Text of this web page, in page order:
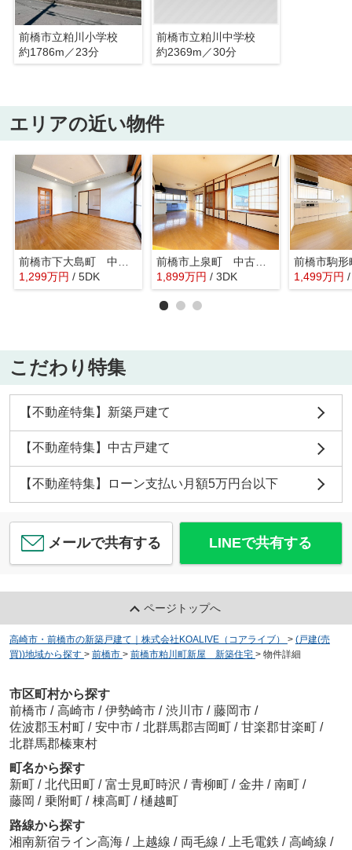
前橋市立粕川小学校
約1786m／23分
前橋市立粕川中学校
約2369m／30分
エリアの近い物件
1,299万円 / 5DK
前橋市上泉町 中古住宅
1,899万円 / 3DK 1,499万円
こだわり特集
【不動産特集】新築戸建て
【不動産特集】中古戸建て
【不動産特集】ローン支払い月額5万円台以下
メールで共有する LINEで共有する
ページトップへ
高崎市・前橋市の新築戸建て｜株式会社KOALIVE（コアライブ） > (戸建(売
買))地域から探す > 前橋市 > 前橋市粕川町新屋 新築住宅 > 物件詳細
市区町村から探す
前橋市 / 高崎市 / 伊勢崎市 / 渋川市 / 藤岡市 /
佐波郡玉村町 / 安中市 / 北群馬郡吉岡町 / 甘楽郡甘楽町 /
北群馬郡榛東村
町名から探す
新町 / 北代田町 / 富士見町時沢 / 青柳町 / 金井 / 南町 /
藤岡 / 乗附町 / 棟高町 / 樋越町
路線から探す
湘南新宿ライン高海 / 上越線 / 両毛線 / 上毛電鉄 / 高崎線 /